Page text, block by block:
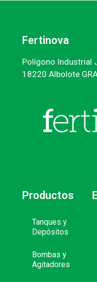
Fertinova
Polígono Industrial
18220 Albolote
Productos
Tanques y
Depósitos
Bombas y
Agitadores